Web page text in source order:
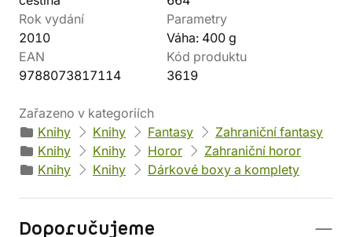
Rok vydání
2010
Parametry
Váha: 400 g
EAN
9788073817114
Kód produktu
3619
Zařazeno v kategoriích
Knihy
Knihy Fantasy
Zahraniční fantasy
Knihy
Knihy Horor
Zahraniční horor
Knihy
Knihy Dárkové boxy a komplety
Doporučujeme